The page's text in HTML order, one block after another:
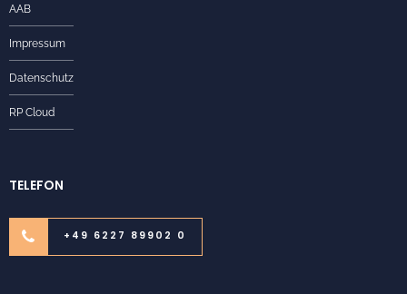
AAB
Impressum
Datenschutz
RP Cloud
TELEFON
+49 6227 89902 0